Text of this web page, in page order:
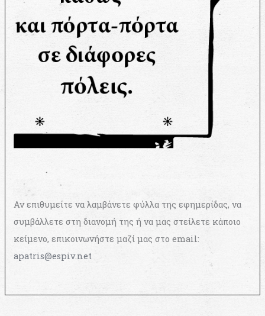
Αν επιθυμείτε να λαμβάνετε φύλλα της εφημερίδας, να
συμβάλλετε στη διανομή της ή να μας στείλετε κάποιο
κείμενο, επικοινωνήστε μαζί μας στο email:
apatris@espiv.net